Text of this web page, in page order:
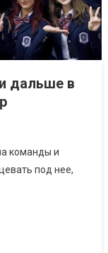
дальше в
команды и
под нее,